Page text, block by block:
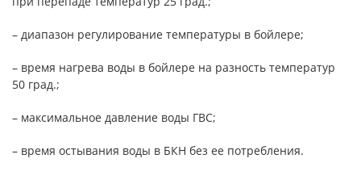
– диапазон регулирование температуры в бойлере;
– время нагрева воды в бойлере на разность температур
50 град.;
– максимальное давление воды ГВС;
– время остывания воды в БКН без ее потребления.